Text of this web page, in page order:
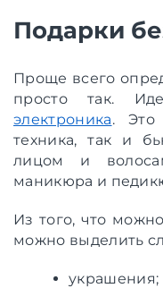
Подарки
Проще всего
просто так.
электроника. Это
техника, так и
лицом и
маникюра и
Из того, что
можно выделить
украшения;